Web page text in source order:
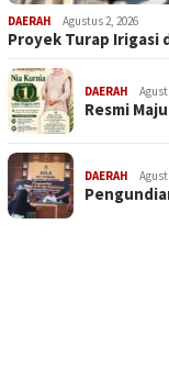
DAERAH Agustus 2, 2026
Proyek Turap Irigasi
DAERAH
Resmi
DAERAH